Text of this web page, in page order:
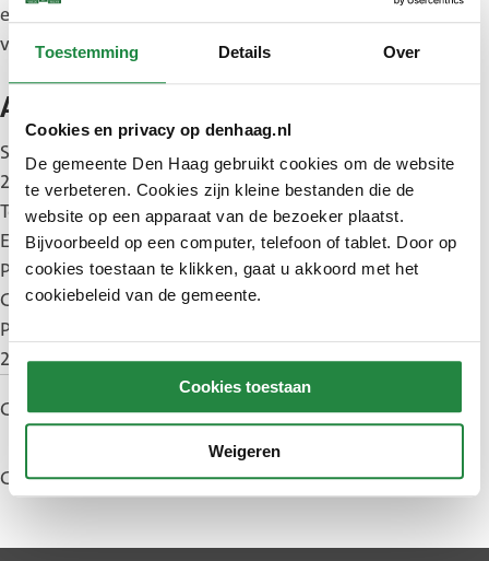
Toestemming Details Over
Cookies en privacy op denhaag.nl
De gemeente Den Haag gebruikt cookies om de website
te verbeteren. Cookies zijn kleine bestanden die de
website op een apparaat van de bezoeker plaatst.
Bijvoorbeeld op een computer, telefoon of tablet. Door op
cookies toestaan te klikken, gaat u akkoord met het
cookiebeleid van de gemeente.
Cookies toestaan
Weigeren
en de samenwerking tussen raad en college goed
verloopt. Ook dit is een taak van de griffier.
Adres & contact
Spui 70
2511 BT Den Haag
Telefoon: (070) 353 31 31
E-mail:griffie@denhaag.nl
Post voor de griffie kunt u sturen naar:
Gemeente Den Haag / Griffie
Postbus 19157
2500 CD Den Haag
Gepubliceerd: 20 september 2018
Gewijzigd: 4 juni 2026